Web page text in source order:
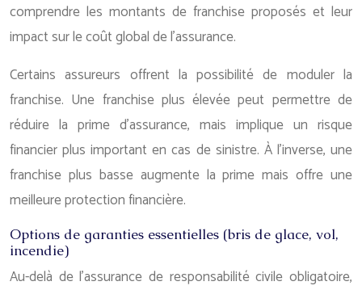
comprendre les montants de franchise proposés et leur
impact sur le coût global de l’assurance.
Certains assureurs offrent la possibilité de moduler la
franchise. Une franchise plus élevée peut permettre de
réduire la prime d’assurance, mais implique un risque
financier plus important en cas de sinistre. À l’inverse, une
franchise plus basse augmente la prime mais offre une
meilleure protection financière.
Options de garanties essentielles (bris de glace, vol,
incendie)
Au-delà de l’assurance de responsabilité civile obligatoire,